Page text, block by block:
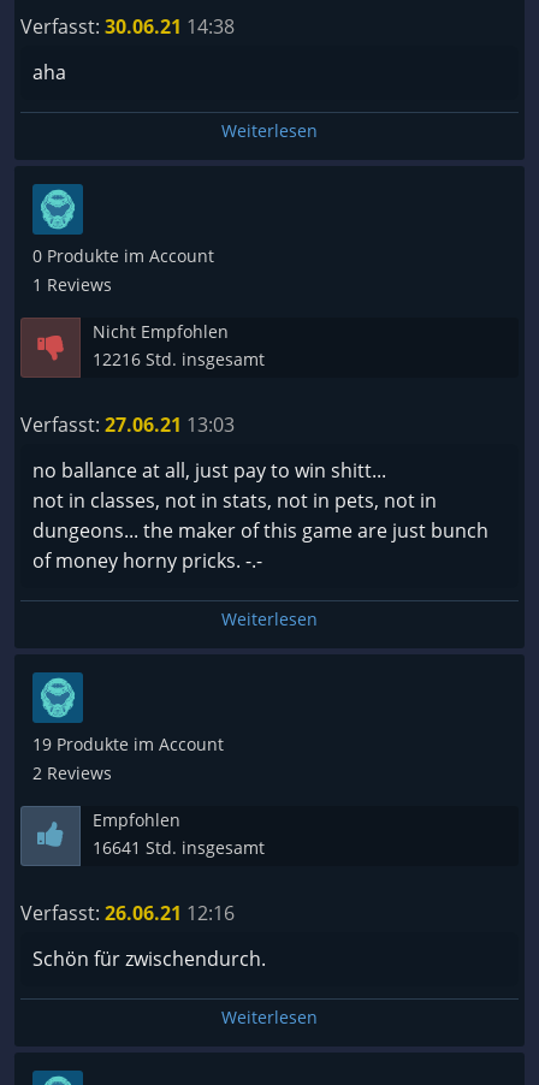
Verfasst: 30.06.21 14:38
aha
Weiterlesen
0 Produkte im Account
1 Reviews
Nicht Empfohlen
12216 Std. insgesamt
Verfasst: 27.06.21 13:03
no ballance at all, just pay to win shitt...
not in classes, not in stats, not in pets, not in
dungeons... the maker of this game are just bunch
of money horny pricks. -.-
Weiterlesen
19 Produkte im Account
2 Reviews
Empfohlen
16641 Std. insgesamt
Verfasst: 26.06.21 12:16
Schön für zwischendurch.
Weiterlesen